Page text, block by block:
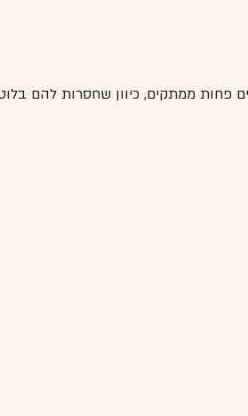
פחות ממתקים, כיוון שחסרות להם